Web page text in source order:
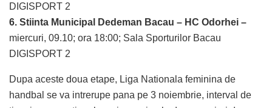
DIGISPORT 2
6. Stiinta Municipal Dedeman Bacau – HC Odorhei –
miercuri, 09.10; ora 18:00; Sala Sporturilor Bacau
DIGISPORT 2
Dupa aceste doua etape, Liga Nationala feminina de
handbal se va intrerupe pana pe 3 noiembrie, interval de